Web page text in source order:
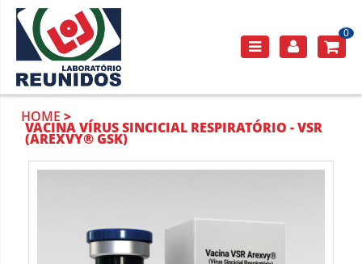
0
HOME
VACINA VÍRUS SINCICIAL RESPIRATÓRIO - VSR
(AREXVY® GSK)